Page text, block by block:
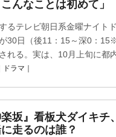
んなことは初めて」
るテレビ朝日系金曜ナイト
30日（後11：15～深0：
れる。実は、10月上旬に都
｜ドラマ｜
楽坂』看板犬ダイキチ
走るのは誰？